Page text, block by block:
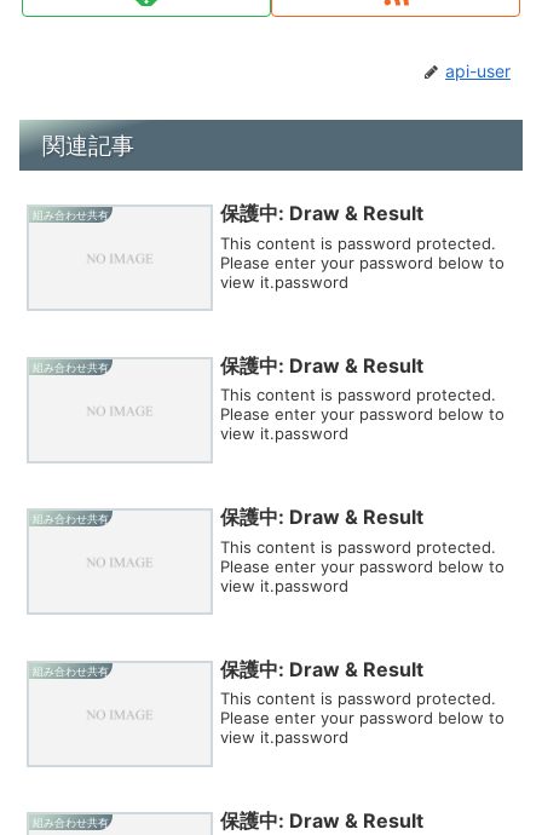
api-user
関連記事
組み合わせ共有 保護中: Draw & Result
This content is password protected.
Please enter your password below to
view it.password
組み合わせ共有 保護中: Draw & Result
This content is password protected.
Please enter your password below to
view it.password
組み合わせ共有 保護中: Draw & Result
This content is password protected.
Please enter your password below to
view it.password
組み合わせ共有 保護中: Draw & Result
This content is password protected.
Please enter your password below to
view it.password
組み合わせ共有 保護中: Draw & Result